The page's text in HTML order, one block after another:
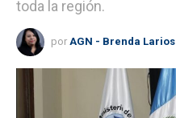
toda la región.
por AGN - Brenda Larios